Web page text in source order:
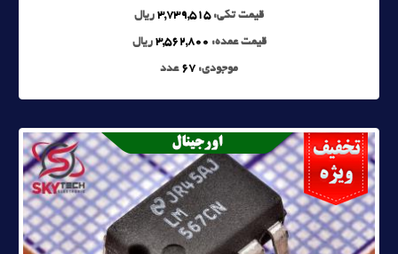
قیمت تکی:3,739,515 ریال
قیمت عمده: 3,562,800 ریال
موجودی: 67 عدد